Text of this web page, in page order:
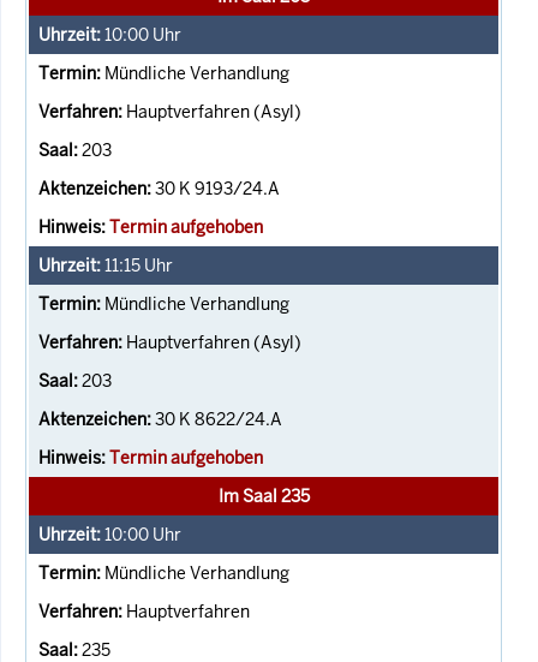
10:00 Uhr
Mündliche Verhandlung
Hauptverfahren (Asyl)
203
30 K 9193/24.A
Termin aufgehoben
11:15 Uhr
Mündliche Verhandlung
Hauptverfahren (Asyl)
203
30 K 8622/24.A
Termin aufgehoben
Im Saal 235
10:00 Uhr
Mündliche Verhandlung
Hauptverfahren
235